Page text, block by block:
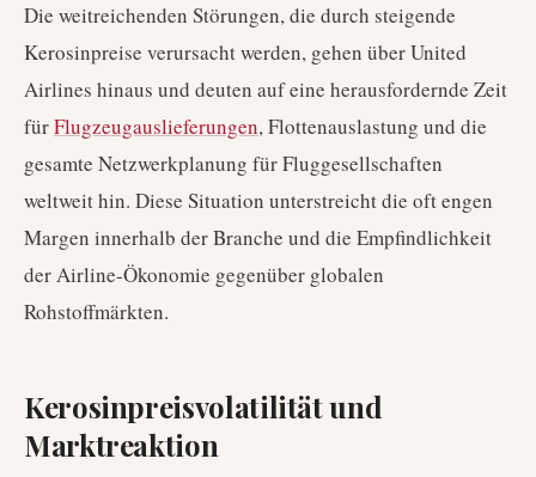
Die weitreichenden Störungen, die durch steigende
Kerosinpreise verursacht werden, gehen über United
Airlines hinaus und deuten auf eine herausfordernde Zeit
fürFlugzeugauslieferungen, Flottenauslastung und die
gesamte Netzwerkplanung für Fluggesellschaften
weltweit hin. Diese Situation unterstreicht die oft engen
Margen innerhalb der Branche und die Empfindlichkeit
der Airline-Ökonomie gegenüber globalen
Rohstoffmärkten.
Kerosinpreisvolatilität und
Marktreaktion